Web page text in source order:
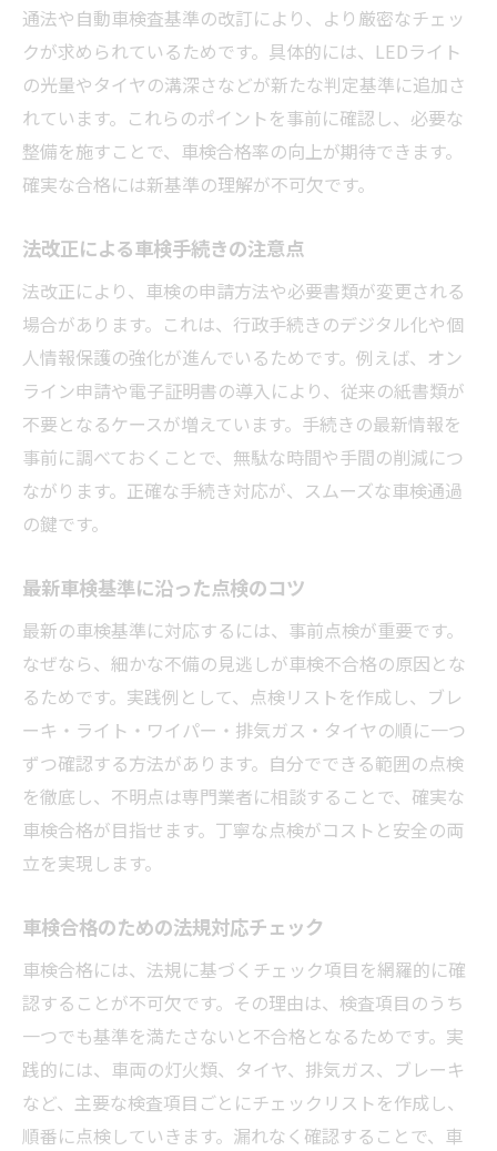
通法や自動車検査基準の改訂により、より厳密なチェッ
クが求められているためです。具体的には、LEDライト
の光量やタイヤの溝深さなどが新たな判定基準に追加さ
れています。これらのポイントを事前に確認し、必要な
整備を施すことで、車検合格率の向上が期待できます。
確実な合格には新基準の理解が不可欠です。
法改正による車検手続きの注意点
法改正により、車検の申請方法や必要書類が変更される
場合があります。これは、行政手続きのデジタル化や個
人情報保護の強化が進んでいるためです。例えば、オン
ライン申請や電子証明書の導入により、従来の紙書類が
不要となるケースが増えています。手続きの最新情報を
事前に調べておくことで、無駄な時間や手間の削減につ
ながります。正確な手続き対応が、スムーズな車検通過
の鍵です。
最新車検基準に沿った点検のコツ
最新の車検基準に対応するには、事前点検が重要です。
なぜなら、細かな不備の見逃しが車検不合格の原因とな
るためです。実践例として、点検リストを作成し、ブレ
ーキ・ライト・ワイパー・排気ガス・タイヤの順に一つ
ずつ確認する方法があります。自分でできる範囲の点検
を徹底し、不明点は専門業者に相談することで、確実な
車検合格が目指せます。丁寧な点検がコストと安全の両
立を実現します。
車検合格のための法規対応チェック
車検合格には、法規に基づくチェック項目を網羅的に確
認することが不可欠です。その理由は、検査項目のうち
一つでも基準を満たさないと不合格となるためです。実
践的には、車両の灯火類、タイヤ、排気ガス、ブレーキ
など、主要な検査項目ごとにチェックリストを作成し、
順番に点検していきます。漏れなく確認することで、車